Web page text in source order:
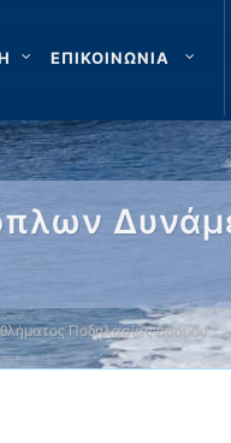
ΕΠΙΚΟΙΝΩΝΙΑ
Ποδηλασίας Δρόμου …